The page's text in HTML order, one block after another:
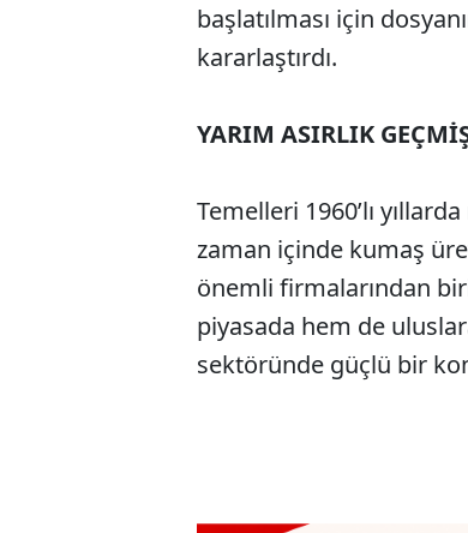
başlatılması için
kararlaştırdı.
YARIM ASIRLIK
Temelleri 1960’lı
zaman içinde kumaş
önemli firmalarından
piyasada hem de
sektöründe güçlü bir